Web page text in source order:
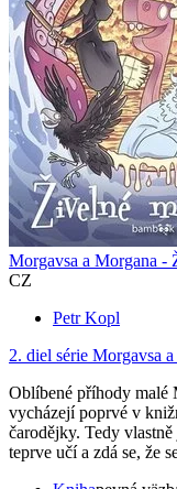
Morgavsa a Morgana -
CZ
Petr Kopl
2. diel série Morgavsa
Oblíbené příhody malé
vycházejí poprvé v
čarodějky. Tedy
teprve učí a zdá se, že